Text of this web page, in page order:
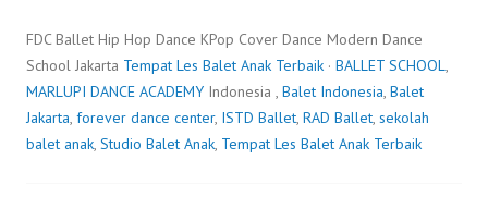
FDC Ballet Hip Hop Dance KPop Cover Dance Modern Dance
School Jakarta Tempat Les Balet Anak Terbaik · BALLET SCHOOL,
MARLUPI DANCE ACADEMY Indonesia , Balet Indonesia, Balet
Jakarta, forever dance center, ISTD Ballet, RAD Ballet, sekolah
balet anak, Studio Balet Anak, Tempat Les Balet Anak Terbaik